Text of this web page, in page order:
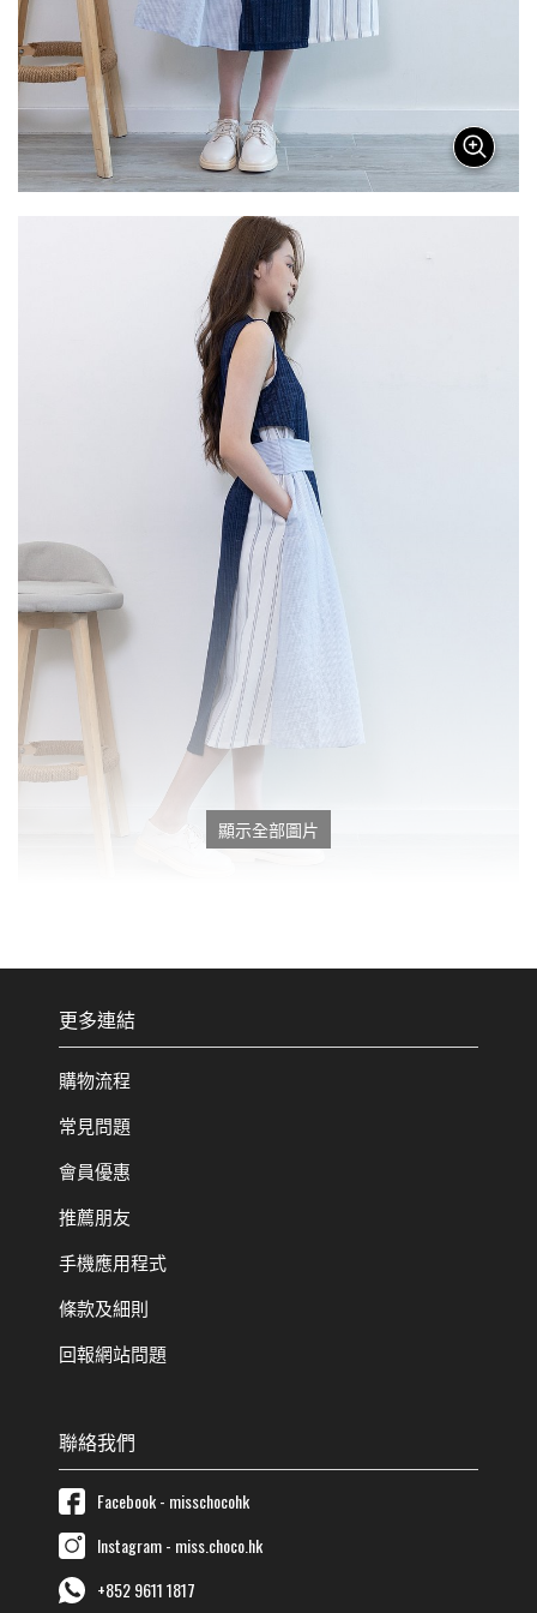
顯示全部圖片
更多連結
購物流程
常見問題
會員優惠
推薦朋友
手機應用程式
條款及細則
回報網站問題
聯絡我們
Facebook - misschocohk
Instagram - miss.choco.hk
+852 9611 1817